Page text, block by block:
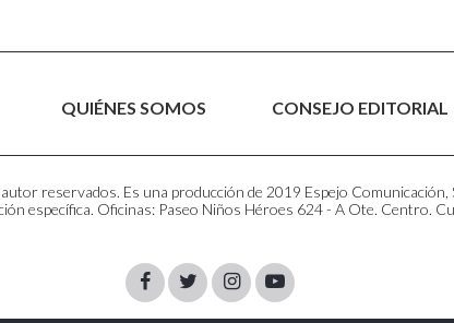
QUIÉNES SOMOS CONSEJO EDITORIAL
reservados. Es una producción de 2019 Espejo Comunicación,
específica. Oficinas: Paseo Niños Héroes 624 - A Ote. Centro.
FacebookTwitterInstagram
Youtube